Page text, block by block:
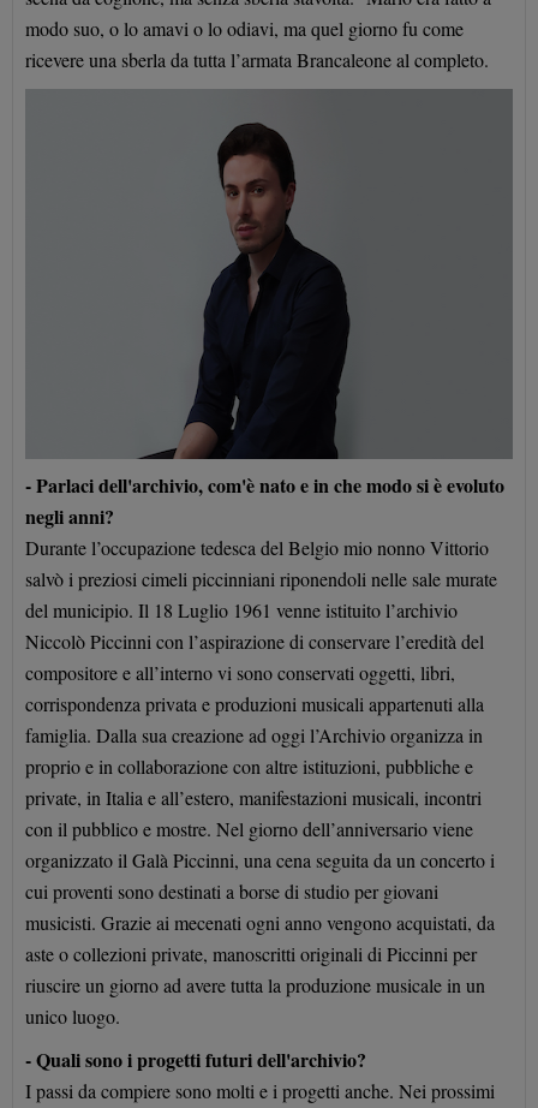
modo suo, o lo amavi o lo odiavi, ma quel giorno fu come
ricevere una sberla da tutta l’armata Brancaleone al completo.
- Parlaci dell'archivio, com'è nato e in che modo si è evoluto
negli anni?
Durante l’occupazione tedesca del Belgio mio nonno Vittorio
salvò i preziosi cimeli piccinniani riponendoli nelle sale murate
del municipio. Il 18 Luglio 1961 venne istituito l’archivio
Niccolò Piccinni con l’aspirazione di conservare l’eredità del
compositore e all’interno vi sono conservati oggetti, libri,
corrispondenza privata e produzioni musicali appartenuti alla
famiglia. Dalla sua creazione ad oggi l’Archivio organizza in
proprio e in collaborazione con altre istituzioni, pubbliche e
private, in Italia e all’estero, manifestazioni musicali, incontri
con il pubblico e mostre. Nel giorno dell’anniversario viene
organizzato il Galà Piccinni, una cena seguita da un concerto i
cui proventi sono destinati a borse di studio per giovani
musicisti. Grazie ai mecenati ogni anno vengono acquistati, da
aste o collezioni private, manoscritti originali di Piccinni per
riuscire un giorno ad avere tutta la produzione musicale in un
unico luogo.
- Quali sono i progetti futuri dell'archivio?
I passi da compiere sono molti e i progetti anche. Nei prossimi